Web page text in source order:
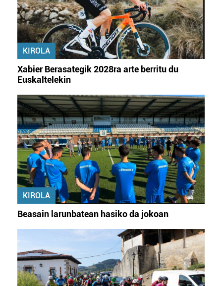
KIROLA
Xabier Berasategik 2028ra arte berritu du
Euskaltelekin
KIROLA
Beasain larunbatean hasiko da jokoan